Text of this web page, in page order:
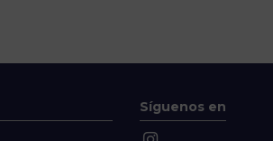
Síguenos en